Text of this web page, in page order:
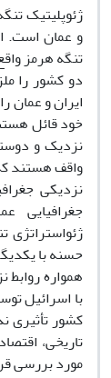
ژئوپلیتیک
و عمان است.
تنگه هرمز
دو کشور را
ایران و عمان
خود قائل
نزدیک و
واقف هستند
نزدیکی
جغرافیایی
ژئواستراتژی
حسنه با
همواره روابط
با اسرائیل
کشور تأثیری
تاریخی،
مورد بررسی